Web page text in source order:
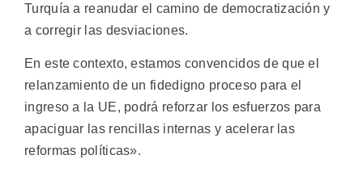
Turquía a reanudar el camino de democratización y
a corregir las desviaciones.
En este contexto, estamos convencidos de que el
relanzamiento de un fidedigno proceso para el
ingreso a la UE, podrá reforzar los esfuerzos para
apaciguar las rencillas internas y acelerar las
reformas políticas».